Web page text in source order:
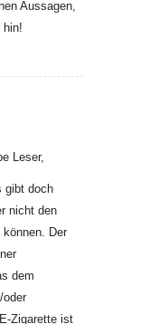
Aussagen,
hin!
Leser,
gibt doch
nicht den
Der
dem
oder
Zigarette ist